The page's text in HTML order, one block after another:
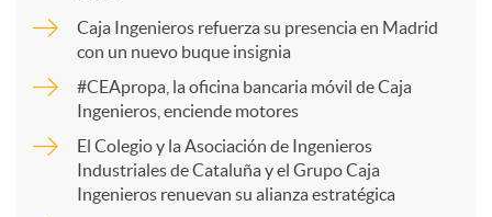
r
Caja Ingenieros refuerza su presencia en Madrid
con un nuevo buque insignia
#CEApropa, la oficina bancaria móvil de Caja
Ingenieros, enciende motores
El Colegio y la Asociación de Ingenieros
Industriales de Cataluña y el Grupo Caja
Ingenieros renuevan su alianza estratégica